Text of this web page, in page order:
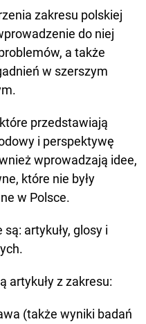
zakresu polskiej
do niej
a także
w szerszym
przedstawiają
i perspektywę
wprowadzają idee,
które nie były
w Polsce.
artykuły, glosy i
artykuły z zakresu:
(także wyniki badań